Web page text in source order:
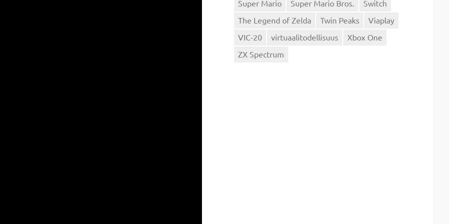
Super Mario Super Mario Bros.
Switch
The Legend of Zelda
Twin Peaks
Viaplay
VIC-20
virtuaalitodellisuus
Xbox One
ZX Spectrum